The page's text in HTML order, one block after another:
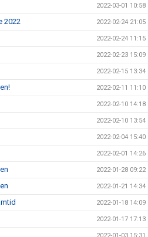
2022-03-01 10:58
2022 2022-02-24 21:05
2022-02-24 11:15
2022-02-23 15:09
2022-02-15 13:34
2022-02-11 11:10
2022-02-10 14:18
2022-02-10 13:54
2022-02-04 15:40
2022-02-01 14:26
2022-01-28 09:22
2022-01-21 14:34
2022-01-18 14:09
2022-01-17 17:13